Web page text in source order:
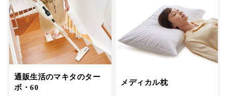
通販生活のマキタのター
ボ・60
メディカル枕